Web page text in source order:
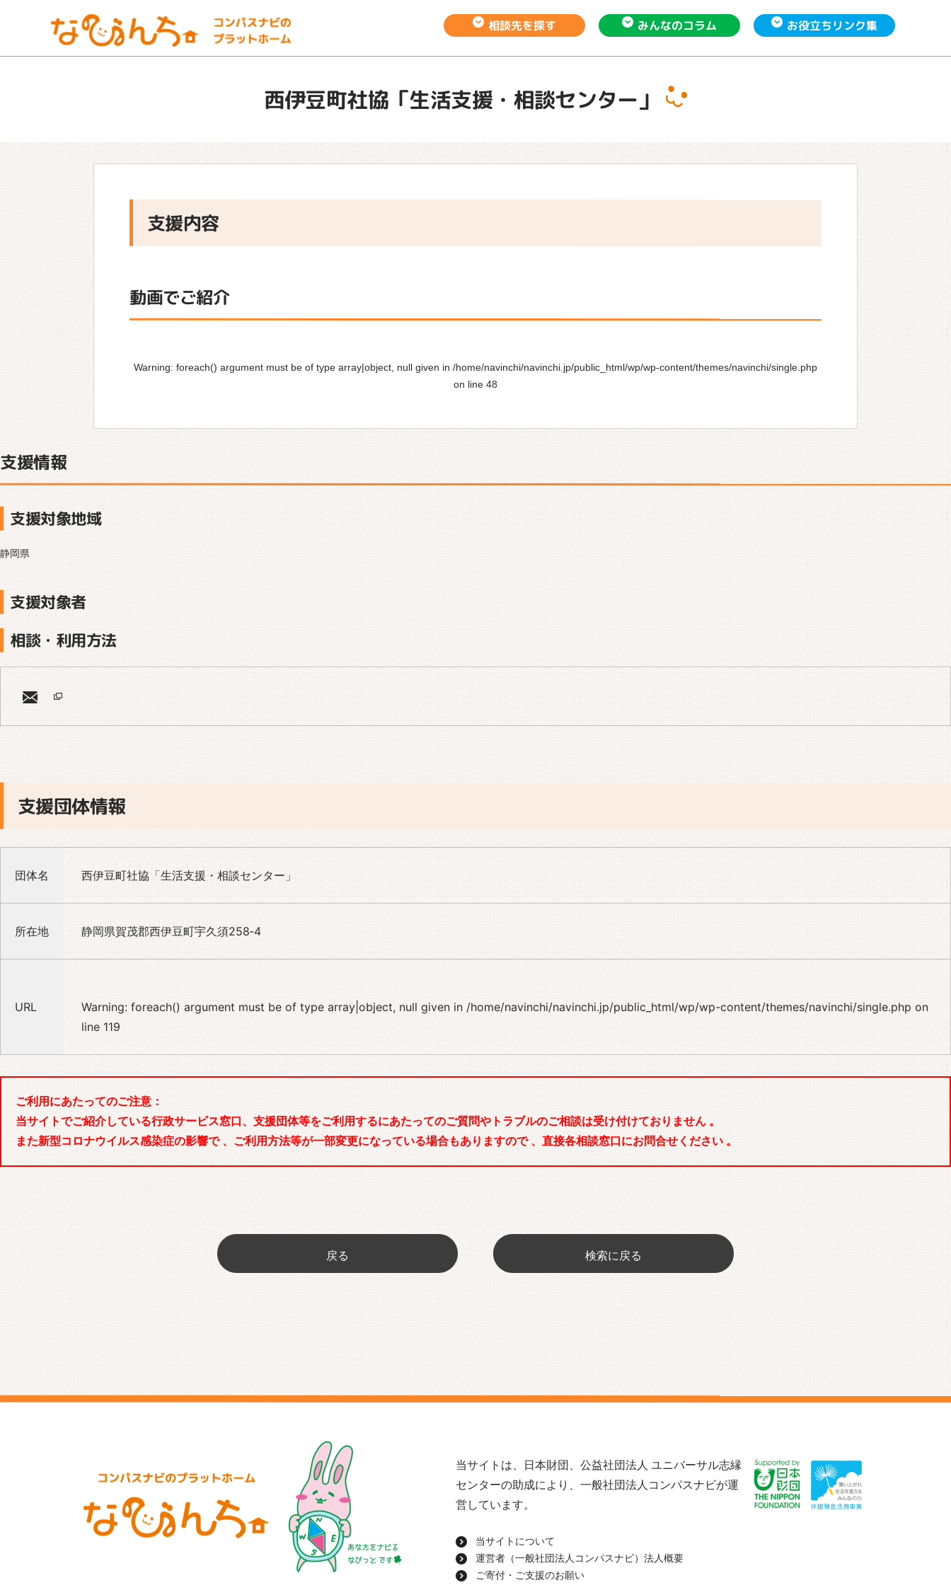
相談先を探す みんなのコラム お役立ちリンク集
西伊豆町社協「生活支援・相談センター」
支援内容
動画でご紹介
Warning: foreach() argument must be of type array|object, null given in /home/navinchi/navinchi.jp/public_html/wp/wp-content/themes/navinchi/single.php
on line 48
支援情報
支援対象地域
静岡県
支援対象者
相談・利用方法
支援団体情報
団体名 西伊豆町社協「生活支援・相談センター」
所在地 静岡県賀茂郡西伊豆町宇久須258‐4
URL Warning: foreach() argument must be of type array|object, null given in/home/navinchi/navinchi.jp/public_html/wp/wp-content/themes/navinchi/single.php on
line119
ご利用にあたってのご注意：
当サイトでご紹介している行政サービス窓口、支援団体等をご利用するにあたってのご質問やトラブルのご相談は受け付けておりません 。
また新型コロナウイルス感染症の影響で 、ご利用方法等が一部変更になっている場合もありますので 、直接各相談窓口にお問合せください 。
戻る 検索に戻る
当サイトは、日本財団、公益社団法人 ユニバーサル志縁
センターの助成により、一般社団法人コンパスナビが運
営しています。
当サイトについて
運営者（一般社団法人コンパスナビ）法人概要
ご寄付・ご支援のお願い